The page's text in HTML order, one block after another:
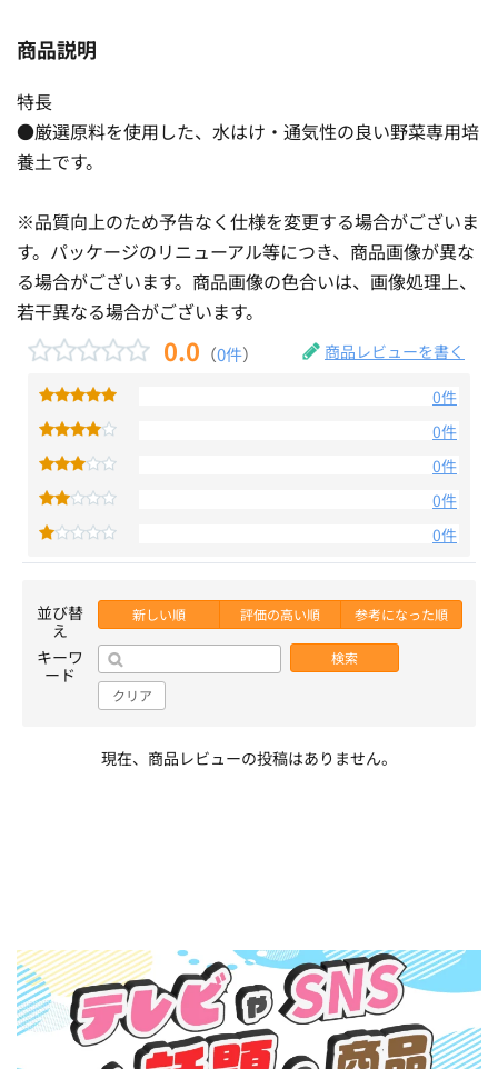
商品説明
特長
●厳選原料を使用した、水はけ・通気性の良い野菜専用培
養土です。
※品質向上のため予告なく仕様を変更する場合がございま
す。パッケージのリニューアル等につき、商品画像が異な
る場合がございます。商品画像の色合いは、画像処理上、
若干異なる場合がございます。
0.0 （0件） 商品レビューを書く
0件
0件
0件
0件
0件
並び替
え
新しい順 評価の高い順 参考になった順
キーワ
ード
検索
クリア
現在、商品レビューの投稿はありません。